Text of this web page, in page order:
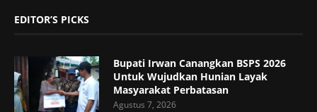
EDITOR’S PICKS
Bupati Irwan Canangkan BSPS 2026
Untuk Wujudkan Hunian Layak
Masyarakat Perbatasan
Agustus 7, 2026